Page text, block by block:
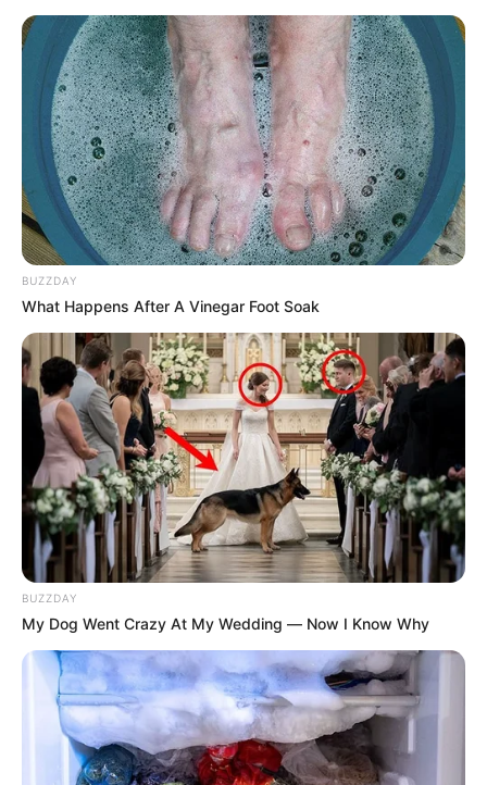
VALLENATO
La leyenda de 'Francisco,
el hombre', que venció al
diablo en un duelo de
acordeón
GOBERNACIÓN DE BOLÍVAR
Gaviotas, Cartagena,
estrenarán moderno
estadio de sóftbol:
invertirán más de $12 mil
millones
INUNDACIONES
Registraduría responde
con documentos gratis a
víctimas de brava
creciente en Montería
EMERGENCIAS POR LLUVIAS
RAP Caribe se mueve para
ayudar a los damnificados
por las lluvias por las
lluvias en la costa norte
del país
BUZZDAY
What Happens After A Vinegar Foot Soak
BUZZDAY
My Dog Went Crazy At My Wedding — Now I Know Why